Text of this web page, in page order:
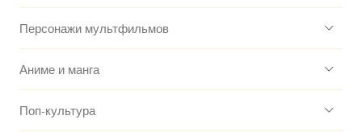
Персонажи мультфильмов
Аниме и манга
Поп-культура